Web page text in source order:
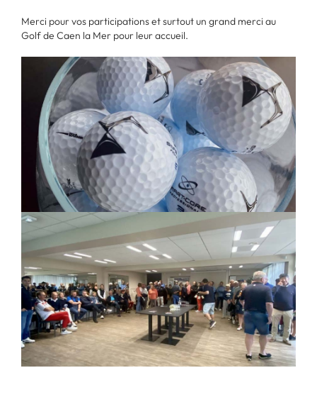
Merci pour vos participations et surtout un grand merci au
Golf de Caen la Mer pour leur accueil.